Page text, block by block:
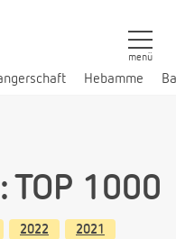
Hebamme
menü
TOP 1000
2022 2021